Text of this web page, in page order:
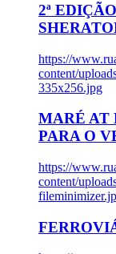
2ª
https://
content/
335x256.jpg
MARÉ AT
PARA O
https://
content/